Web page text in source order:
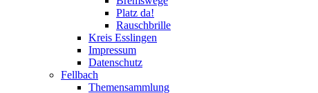
Platz da!
Rauschbrille
Kreis Esslingen
Impressum
Datenschutz
Fellbach
Themensammlung